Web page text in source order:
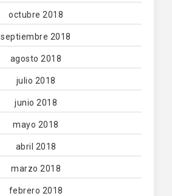
octubre 2018
septiembre 2018
agosto 2018
julio 2018
junio 2018
mayo 2018
abril 2018
marzo 2018
febrero 2018